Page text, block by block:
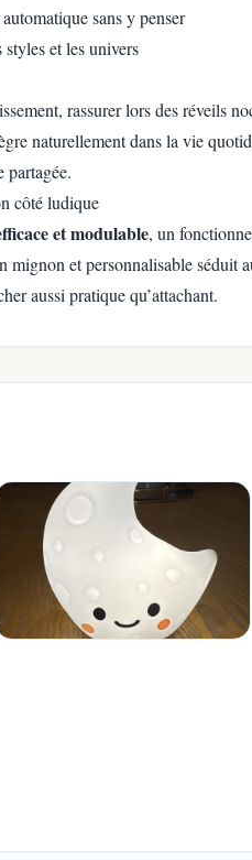
sans y penser
et les univers
rassurer lors des réveils
naturellement dans la vie
partagée.
côté ludique
et modulable, un
mignon et personnalisable séduit
aussi pratique qu’attachant.